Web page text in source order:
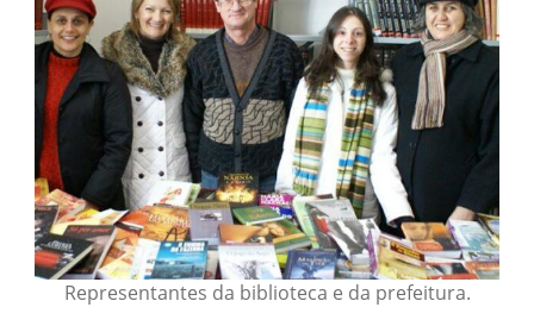
Representantes da biblioteca e da prefeitura.